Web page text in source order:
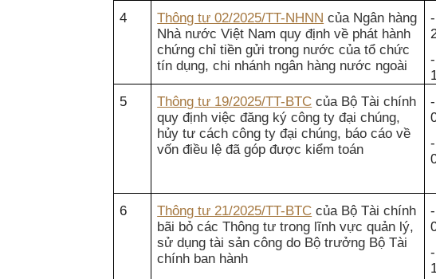
4
Thông tư 02/2025/TT-NHNN của Ngân hàng
Nhà nước Việt Nam quy định về phát hành
chứng chỉ tiền gửi trong nước của tổ chức
tín dụng, chi nhánh ngân hàng nước ngoài
5
Thông tư 19/2025/TT-BTC của Bộ Tài chính
quy định việc đăng ký công ty đại chúng,
hủy tư cách công ty đại chúng, báo cáo về
vốn điều lệ đã góp được kiểm toán
6 Thông tư 21/2025/TT-BTC của Bộ Tài chính
bãi bỏ các Thông tư trong lĩnh vực quản lý,
sử dụng tài sản công do Bộ trưởng Bộ Tài
chính ban hành